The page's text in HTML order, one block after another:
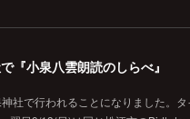
『小泉八雲朗読のしらべ』
社で行われることになりました。